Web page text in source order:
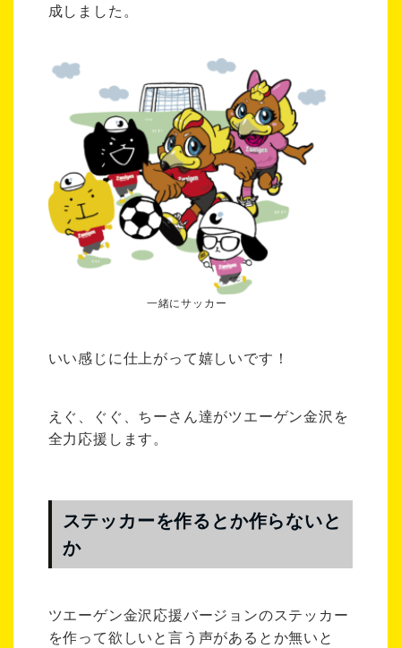
成しました。
一緒にサッカー
いい感じに仕上がって嬉しいです！
えぐ、ぐぐ、ちーさん達がツエーゲン金沢を
全力応援します。
ステッカーを作るとか作らないと
か
ツエーゲン金沢応援バージョンのステッカー
を作って欲しいと言う声があるとか無いと